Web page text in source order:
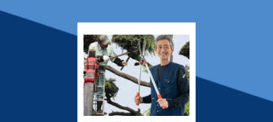
島市】地域密着で伐採・
抜根・剪定・草刈りなど
抜根・剪定・草刈りなど
のお庭